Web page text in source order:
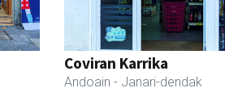
Coviran Karrika
Andoain - Janari-dendak